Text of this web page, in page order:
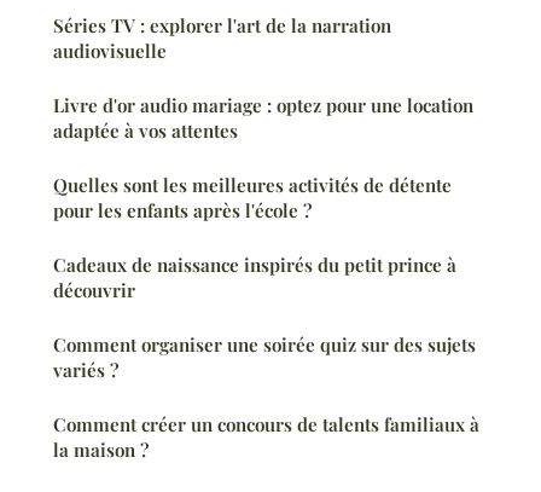
Séries TV : explorer l'art de la narration
audiovisuelle
Livre d'or audio mariage : optez pour une location
adaptée à vos attentes
Quelles sont les meilleures activités de détente
pour les enfants après l'école ?
Cadeaux de naissance inspirés du petit prince à
découvrir
Comment organiser une soirée quiz sur des sujets
variés ?
Comment créer un concours de talents familiaux à
la maison ?